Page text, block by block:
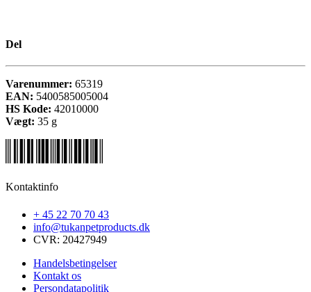
Del
Varenummer: 65319
EAN: 5400585005004
HS Kode: 42010000
Vægt: 35 g
Kontaktinfo
+ 45 22 70 70 43
info@tukanpetproducts.dk
CVR: 20427949
Handelsbetingelser
Kontakt os
Persondatapolitik